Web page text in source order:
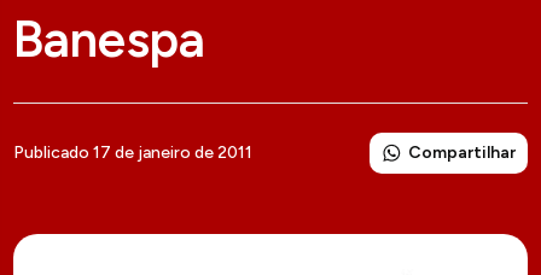
Banespa
Publicado 17 de janeiro de 2011 Compartilhar